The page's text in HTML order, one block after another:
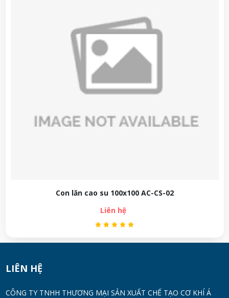
Con lăn cao su 100x100 AC-CS-02
Liên hệ
LIÊN HỆ
CÔNG TY TNHH THƯƠNG MẠI SẢN XUẤT CHẾ TẠO CƠ KHÍ Á